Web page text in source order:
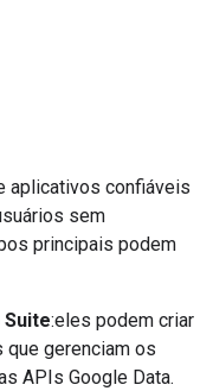
aplicativos confiáveis
sem
principais podem
:eles podem criar
gerenciam os
APIs Google Data.